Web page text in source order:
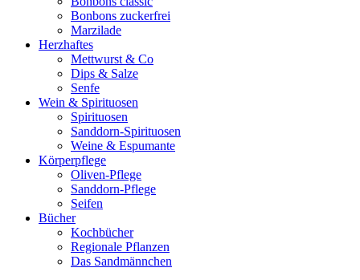
Bonbons zuckerfrei
Marzilade
Herzhaftes
Mettwurst & Co
Dips & Salze
Senfe
Wein & Spirituosen
Spirituosen
Sanddorn-Spirituosen
Weine & Espumante
Körperpflege
Oliven-Pflege
Sanddorn-Pflege
Seifen
Bücher
Kochbücher
Regionale Pflanzen
Das Sandmännchen